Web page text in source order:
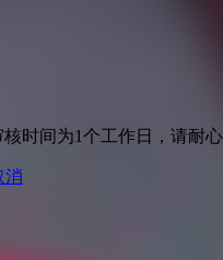
时间为1个工作日，请耐
消